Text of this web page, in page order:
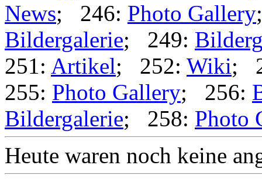
News; 246: Photo Gallery
Bildergalerie; 249:
251: Artikel; 252: Wiki;
255: Photo Gallery; 256:
Bildergalerie; 258: Photo
Heute waren noch keine